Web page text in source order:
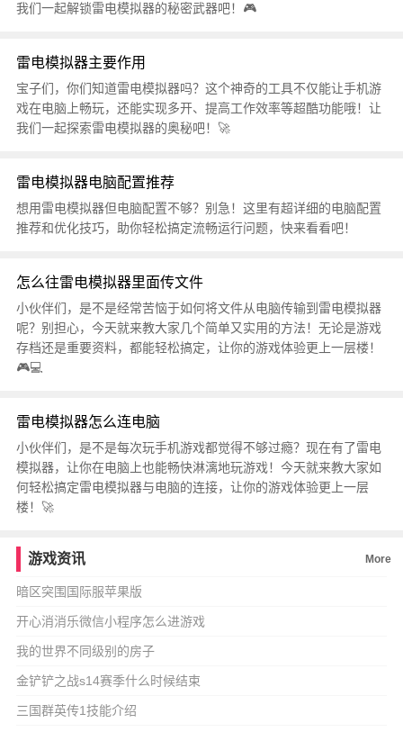
我们一起解锁雷电模拟器的秘密武器吧！🎮
雷电模拟器主要作用
宝子们，你们知道雷电模拟器吗？这个神奇的工具不仅能让手机游
戏在电脑上畅玩，还能实现多开、提高工作效率等超酷功能哦！让
我们一起探索雷电模拟器的奥秘吧！🚀
雷电模拟器电脑配置推荐
想用雷电模拟器但电脑配置不够？别急！这里有超详细的电脑配置
推荐和优化技巧，助你轻松搞定流畅运行问题，快来看看吧！
怎么往雷电模拟器里面传文件
小伙伴们，是不是经常苦恼于如何将文件从电脑传输到雷电模拟器
呢？别担心，今天就来教大家几个简单又实用的方法！无论是游戏
存档还是重要资料，都能轻松搞定，让你的游戏体验更上一层楼！
🎮💻
雷电模拟器怎么连电脑
小伙伴们，是不是每次玩手机游戏都觉得不够过瘾？现在有了雷电
模拟器，让你在电脑上也能畅快淋漓地玩游戏！今天就来教大家如
何轻松搞定雷电模拟器与电脑的连接，让你的游戏体验更上一层
楼！🚀
游戏资讯 More
暗区突围国际服苹果版
开心消消乐微信小程序怎么进游戏
我的世界不同级别的房子
金铲铲之战s14赛季什么时候结束
三国群英传1技能介绍